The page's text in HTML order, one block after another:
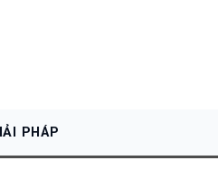
PHÁP